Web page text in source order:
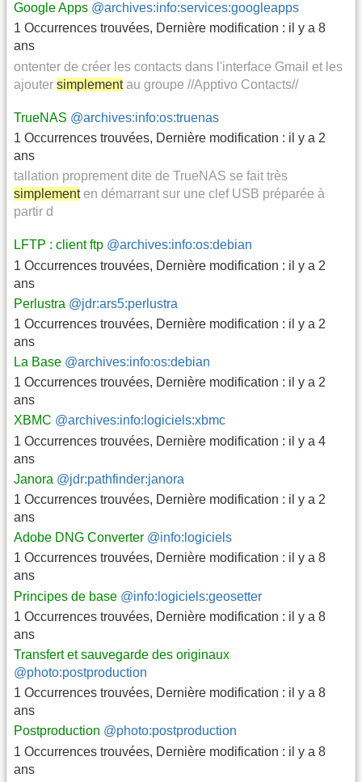
Google Apps @archives:info:services:googleapps
1 Occurrences trouvées, Dernière modification : il y a 8
ans
ontenter de créer les contacts dans l'interface Gmail et les
ajouter simplementau groupe //Apptivo Contacts//
TrueNAS @archives:info:os:truenas
1 Occurrences trouvées, Dernière modification : il y a 2
ans
tallation proprement dite de TrueNAS se fait très
simplementen démarrant sur une clef USB préparée à
partir d
LFTP : client ftp @archives:info:os:debian
1 Occurrences trouvées, Dernière modification : il y a 2
ans
Perlustra @jdr:ars5:perlustra
1 Occurrences trouvées, Dernière modification : il y a 2
ans
La Base @archives:info:os:debian
1 Occurrences trouvées, Dernière modification : il y a 2
ans
XBMC @archives:info:logiciels:xbmc
1 Occurrences trouvées, Dernière modification : il y a 4
ans
Janora @jdr:pathfinder:janora
1 Occurrences trouvées, Dernière modification : il y a 2
ans
Adobe DNG Converter @info:logiciels
1 Occurrences trouvées, Dernière modification : il y a 8
ans
Principes de base @info:logiciels:geosetter
1 Occurrences trouvées, Dernière modification : il y a 8
ans
Transfert et sauvegarde des originaux
@photo:postproduction
1 Occurrences trouvées, Dernière modification : il y a 8
ans
Postproduction @photo:postproduction
1 Occurrences trouvées, Dernière modification : il y a 8
ans